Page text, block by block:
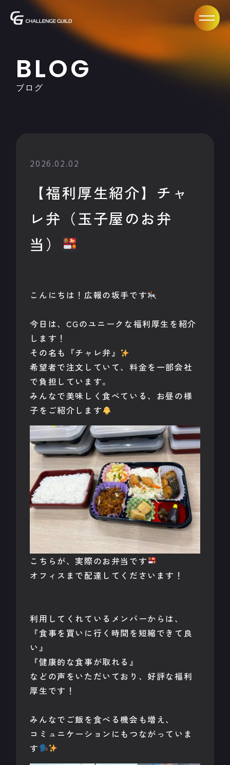
BLOG
ブログ
2026.02.02
【福利厚生紹介】チャ
レ弁（玉子屋のお弁
当）
こんにちは！広報の坂手です
今日は、CGのユニークな福利厚生を紹介
します！
その名も『チャレ弁』
希望者で注文していて、料金を一部会社
で負担しています。
みんなで美味しく食べている、お昼の様
子をご紹介します
こちらが、実際のお弁当です
オフィスまで配達してくださいます！
利用してくれているメンバーからは、
『食事を買いに行く時間を短縮できて良
い』
『健康的な食事が取れる』
などの声をいただいており、好評な福利
厚生です！
みんなでご飯を食べる機会も増え、
コミュニケーションにもつながっていま
す